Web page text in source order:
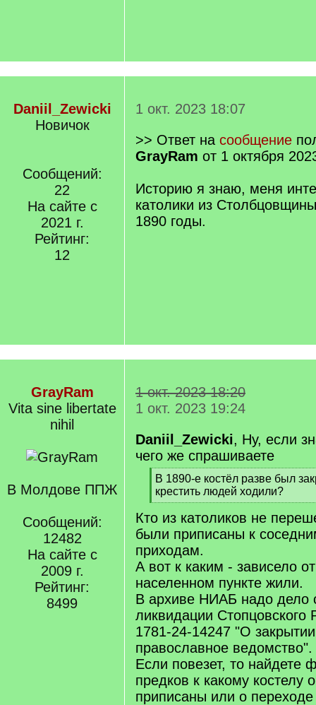
Daniil_Zewicki
Новичок
Сообщений:
22
На сайте с
2021 г.
Рейтинг:
12
1 окт. 2023 18:07
>> Ответ на сообщение
GrayRam от 1 октября
Историю я знаю, меня
католики из
1890 годы.
GrayRam
Vita sine libertate
nihil
В Молдове ППЖ
Сообщений:
12482
На сайте с
2009 г.
Рейтинг:
8499
1 окт. 2023 18:20
1 окт. 2023 19:24
Daniil_Zewicki, Ну, если
чего же спрашиваете
[
q
]
В 1890-е костёл разве был
крестить людей ходили?
[
/
q
]
Кто из католиков не
были приписаны к
приходам.
А вот к каким - зависело
населенном пункте жили.
В архиве НИАБ надо дело
ликвидации
1781-24-14247 "О
православное ведомство".
Если повезет, то найдете
предков к какому костелу
приписаны или о